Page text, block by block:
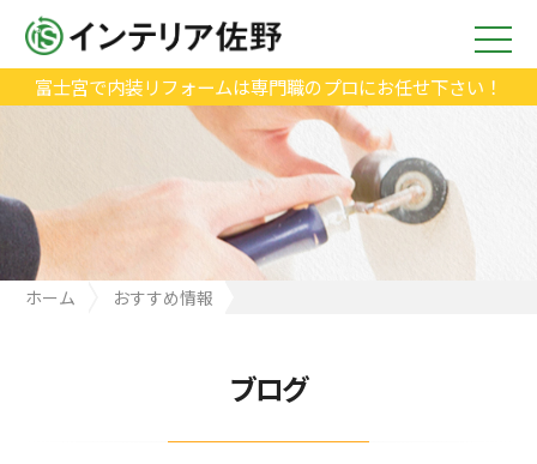
富士宮で内装リフォームは専門職のプロにお任せ下さい！
ホーム
おすすめ情報
ブログ